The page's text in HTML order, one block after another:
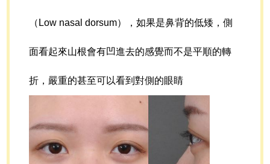
（Low nasal dorsum），如果是鼻背的低矮，側
面看起來山根會有凹進去的感覺而不是平順的轉
折，嚴重的甚至可以看到對側的眼睛